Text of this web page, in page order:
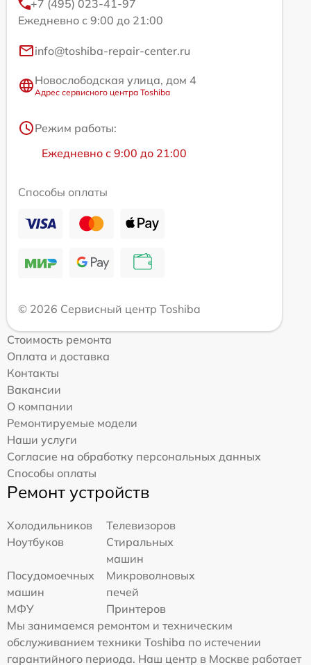
+7 (495) 023-41-97
Ежедневно с 9:00 до 21:00
info@toshiba-repair-center.ru
Новослободская улица, дом 4
Адрес сервисного центра Toshiba
Режим работы:
Ежедневно с 9:00 до 21:00
Способы оплаты
© 2026 Сервисный центр Toshiba
Стоимость ремонта
Оплата и доставка
Контакты
Вакансии
О компании
Ремонтируемые модели
Наши услуги
Согласие на обработку персональных данных
Способы оплаты
Ремонт устройств
Холодильников
Телевизоров
Ноутбуков
Стиральных
машин
Посудомоечных
машин
Микроволновых
печей
МФУ
Принтеров
Мы занимаемся ремонтом и техническим
обслуживанием техники Toshiba по истечении
гарантийного периода. Наш центр в Москве работает